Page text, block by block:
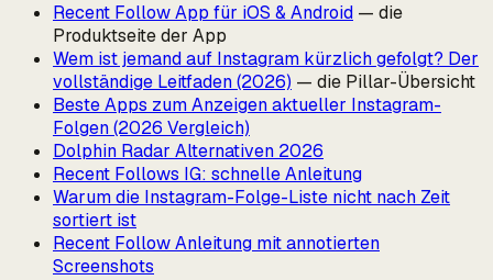
Recent Follow App für iOS & Android — die
Produktseite der App
Wem ist jemand auf Instagram kürzlich gefolgt? Der
vollständige Leitfaden (2026) — die Pillar-Übersicht
Beste Apps zum Anzeigen aktueller Instagram-
Folgen (2026 Vergleich)
Dolphin Radar Alternativen 2026
Recent Follows IG: schnelle Anleitung
Warum die Instagram-Folge-Liste nicht nach Zeit
sortiert ist
Recent Follow Anleitung mit annotierten
Screenshots